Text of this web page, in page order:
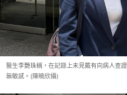
醫生李艷珠稱，在記錄上未見戴有向病人查
無敏感。(陳曉欣攝)